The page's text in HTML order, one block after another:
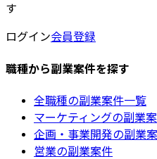
す
ログイン会員登録
職種から副業案件を探す
全職種の副業案件一覧
マーケティングの副業
企画・事業開発の副業
営業の副業案件